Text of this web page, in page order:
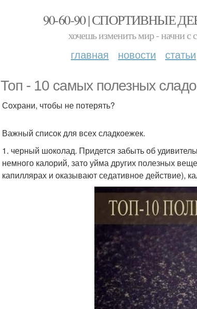
90-60-90 | СПОРТИВНЫЕ
хочешь изменить мир - начни с
главная новости статьи
Топ - 10 самых полезных
Сохрани, чтобы не потерять?
Важный список для всех сладкоежек.
1. черный шоколад. Придется забыть об
немного калорий, зато уйма других полезных
капиллярах и оказывают седативное действие),